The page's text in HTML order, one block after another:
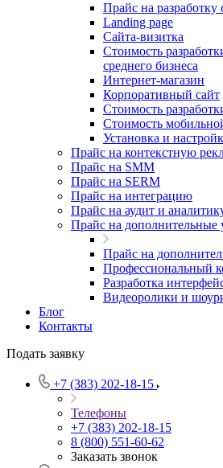
Прайс на разработку
Landing page
Cайта-визитка
Стоимость
среднего бизнеса
Интернет-магазин
Корпоративный сайт
Стоимость
Стоимость
Установка и
Прайс на контекстную
Прайс на SMM
Прайс на SERM
Прайс на интеграцию
Прайс на аудит и
Прайс на дополнительные
Прайс на
Профессиональный
Разработка
Видеоролики и
Блог
Контакты
Подать заявку
+7 (383) 202-18-15
Телефоны
+7 (383) 202-18-15
8 (800) 551-60-62
Заказать звонок